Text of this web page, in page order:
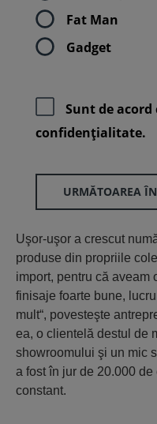
Fat Man
Gadget
Sunt de acord
confidenţialitate.
URMĂTOAREA
Uşor-uşor a crescut
produse din propriile
import, pentru că aveam
finisaje foarte bune,
mult“, povesteşte
ea, o clientelă destul de
showroomului şi un mic
a fost în jur de 20.000
constant.